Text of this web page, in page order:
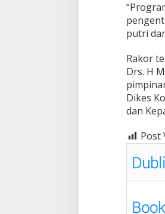
putri
Rakor
Drs. H
Dikes
dan
Post